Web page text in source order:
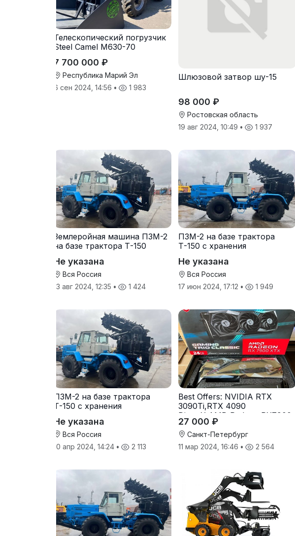
Телескопический погрузчик
Steel Camel M630-70
7 700 000 ₽
Республика Марий Эл
6 сен 2024, 14:56 • 1 983
Шлюзовой затвор шу-15
98 000 ₽
Ростовская область
19 авг 2024, 10:49 • 1 937
Землеройная машина ПЗМ-2
на базе трактора Т-150
Не указана
Вся Россия
13 авг 2024, 12:35 • 1 424
ПЗМ-2 на базе трактора
Т-150 с хранения
Не указана
Вся Россия
17 июн 2024, 17:12 • 1 949
ПЗМ-2 на базе трактора
Т-150 с хранения
Не указана
Вся Россия
10 апр 2024, 14:24 • 2 113
Best Offers: NVIDIA RTX
3090Ti,RTX 4090
DirectX,AMD Radeon RX7900
27 000 ₽
Санкт-Петербург
11 мар 2024, 16:46 • 2 564